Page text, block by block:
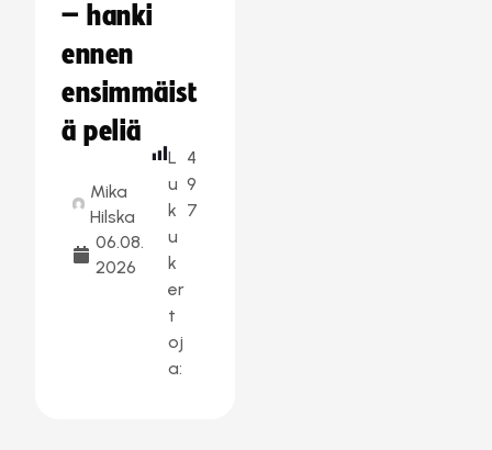
– hanki
ennen
ensimmäist
ä peliä
Mika
Hilska
06.08.
2026
L
u
k
u
k
er
t
oj
a:
4
9
7